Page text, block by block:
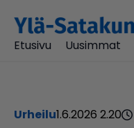
Etusivu
Uusimmat
urheilu1.6.2026 2.20